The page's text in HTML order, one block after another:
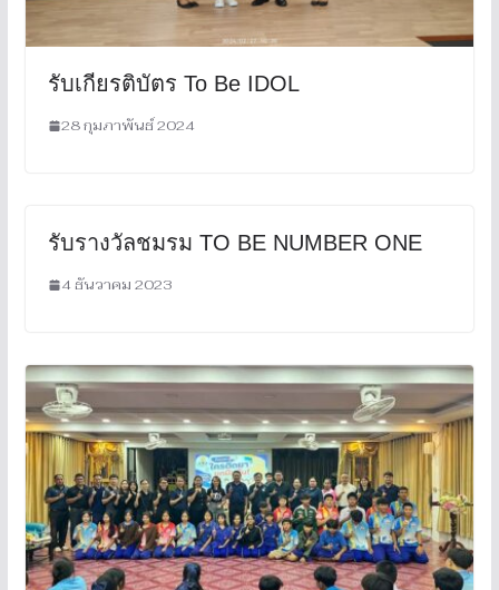
รับเกียรติบัตร To Be IDOL
28 กุมภาพันธ์ 2024
รับรางวัลชมรม TO BE NUMBER ONE
4 ธันวาคม 2023